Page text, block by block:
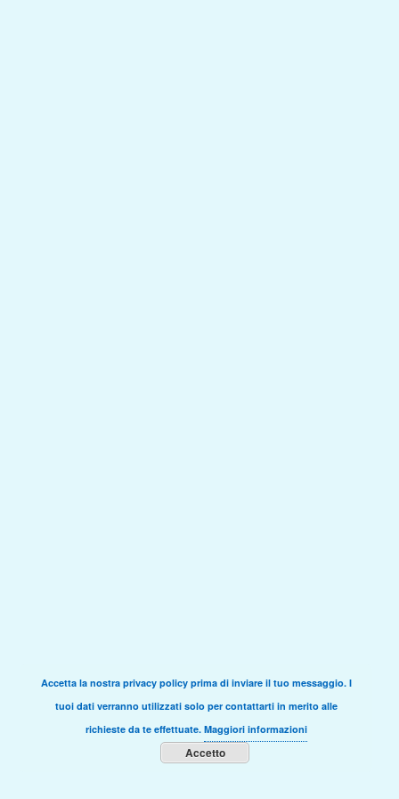
Accetta la nostra privacy policy prima di inviare il tuo messaggio. I
tuoi dati verranno utilizzati solo per contattarti in merito alle
richieste da te effettuate. Maggiori informazioni
Accetto